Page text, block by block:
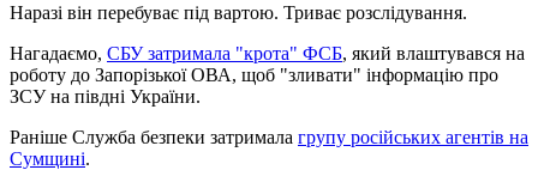
Наразі він перебуває під вартою. Триває розслідування.
Нагадаємо, СБУ затримала "крота" ФСБ, який влаштувався на
роботу до Запорізької ОВА, щоб "зливати" інформацію про
ЗСУ на півдні України.
Раніше Служба безпеки затримала групу російських агентів на
Сумщині.